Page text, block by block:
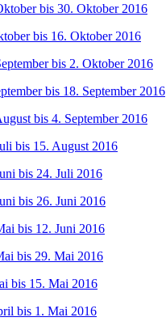
bis 30. Oktober 2016
bis 16. Oktober 2016
bis 2. Oktober 2016
bis 18. September 2016
bis 4. September 2016
bis 15. August 2016
bis 24. Juli 2016
bis 26. Juni 2016
bis 12. Juni 2016
bis 29. Mai 2016
bis 15. Mai 2016
bis 1. Mai 2016